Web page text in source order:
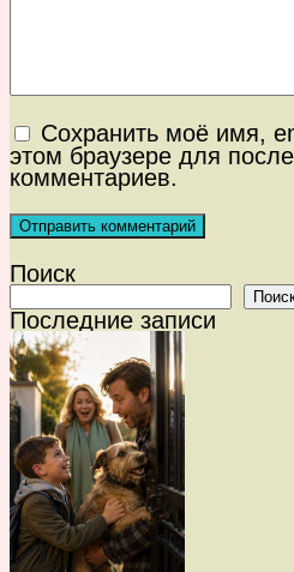
Сохранить моё имя,
этом браузере для
комментариев.
Поиск
Последние записи